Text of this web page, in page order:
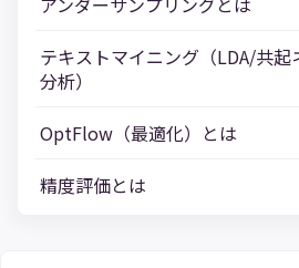
テキストマイニング（LDA/共
分析）
OptFlow（最適化）とは
精度評価とは